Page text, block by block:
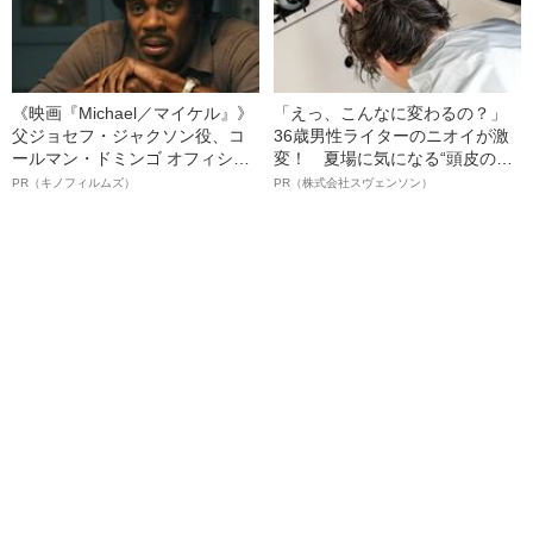
《映画『Michael／マイケル』》
父ジョセフ・ジャクソン役、コ
ールマン・ドミンゴ オフィシャ
ルインタビュー“観客を魅了した
PR（キノフィルムズ）
「えっ、こんなに変わるの？」
36歳男性ライターのニオイが激
変！ 夏場に気になる“頭皮のニ
オイ”や“ベタつき”を解消す
PR（株式会社スヴェンソン）